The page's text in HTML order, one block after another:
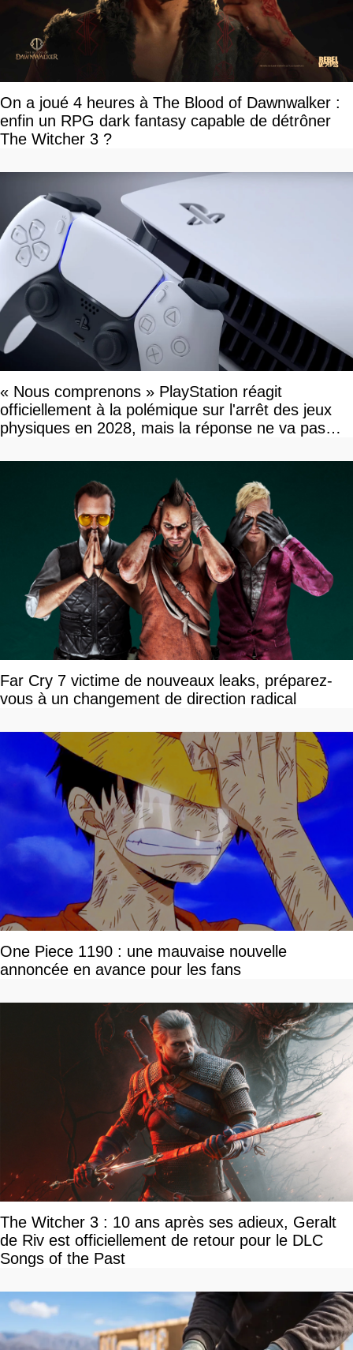
On a joué 4 heures à The Blood of Dawnwalker :
enfin un RPG dark fantasy capable de détrôner
The Witcher 3 ?
« Nous comprenons » PlayStation réagit
officiellement à la polémique sur l'arrêt des jeux
physiques en 2028, mais la réponse ne va pas
Far Cry 7 victime de nouveaux leaks, préparez-
vous à un changement de direction radical
One Piece 1190 : une mauvaise nouvelle
annoncée en avance pour les fans
The Witcher 3 : 10 ans après ses adieux, Geralt
de Riv est officiellement de retour pour le DLC
Songs of the Past